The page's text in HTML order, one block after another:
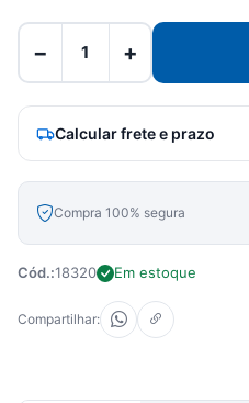
− +
Calcular frete e prazo
Compra 100% segura
Cód.:18320 Em estoque
Compartilhar: